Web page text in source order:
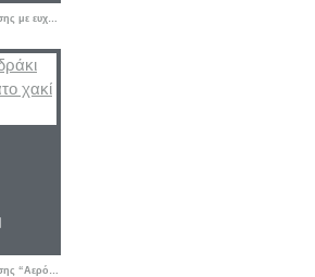
Αναμνηστικό καδράκι βάπτισης με ευχές νονού / νονάς «Mickey Mouse»
Αναμνηστικό καδράκι βάπτισης “Αερόστατο χακί μπεζ"